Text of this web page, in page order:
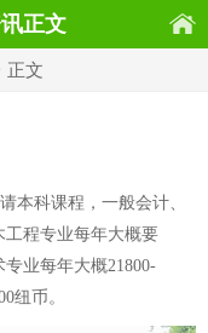
正文
正文
本科课程，一般会计、
工程专业每年大概要
业每年大概21800-
纽币。